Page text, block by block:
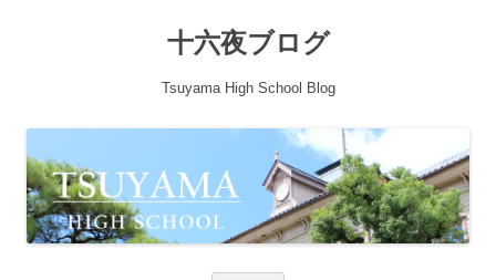
十六夜ブログ
Tsuyama High School Blog